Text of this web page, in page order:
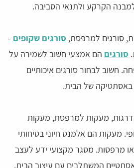
הקרקע ולתנאי הסביבה.
סורגים למרפסת, סורגים שקופים -
סורגים הם אמצעי חשוב לשמירה על
חשוב לבחור סורגים איכותיים
באסתטיקה של הבית.
מעקות למרפסת, מעקות
מעקות הם אלמנט חיוני בטיחותי
מרפסות. מסגר מקצועי ידע לעצב
המשתלבים עם עיצוב הבית.